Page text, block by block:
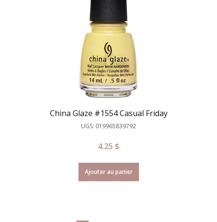
China Glaze #1554 Casual Friday
UGS: 019965839792
4.25 $
Ajouter au panier